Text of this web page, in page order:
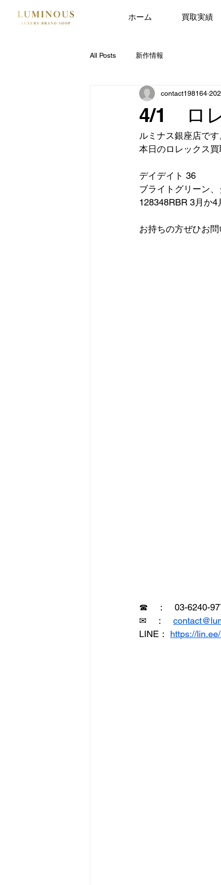
ホーム 買取実績
All Posts 新作情報
4/1 ロ
contact198164
ルミナス銀座店です
本日のロレックス
デイデイト 36
ブライトグリーン
128348RBR 3月か
お持ちの方ぜひお
☎　：　03-6240-
✉　：
LINE：
https://